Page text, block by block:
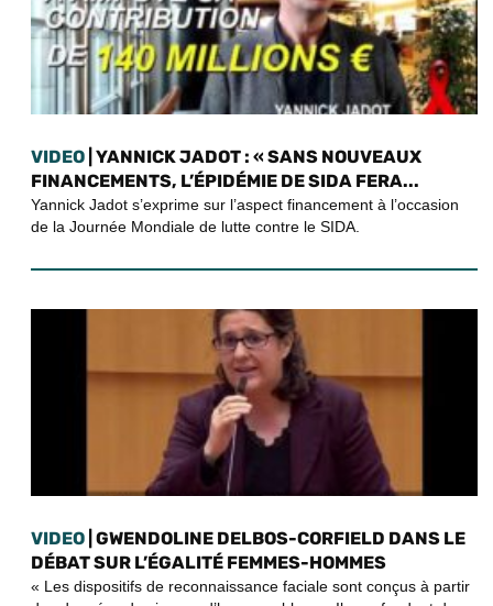
VIDEO | YANNICK JADOT : « SANS NOUVEAUX
FINANCEMENTS, L’ÉPIDÉMIE DE SIDA FERA...
Yannick Jadot s’exprime sur l’aspect financement à l’occasion
de la Journée Mondiale de lutte contre le SIDA.
VIDEO | GWENDOLINE DELBOS-CORFIELD DANS LE
DÉBAT SUR L’ÉGALITÉ FEMMES-HOMMES
« Les dispositifs de reconnaissance faciale sont conçus à partir